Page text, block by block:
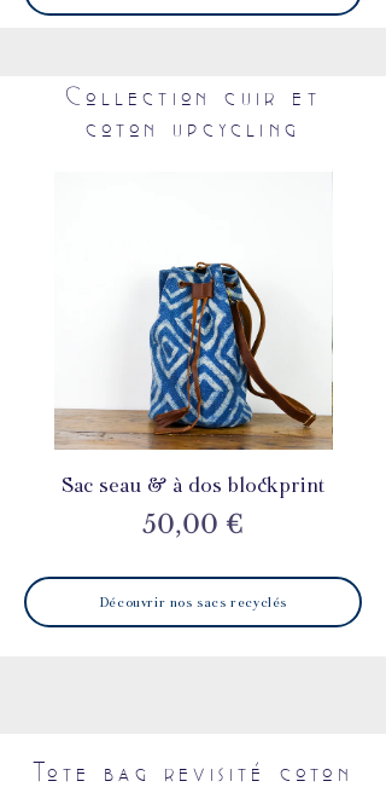
Collection cuir et
coton upcycling
Sac seau & à dos blockprint
Prix
50,00 €
Découvrir nos sacs recyclés
Tote bag revisité coton